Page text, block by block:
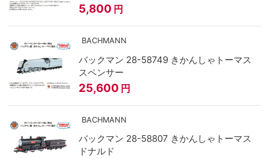
5,800 円
BACHMANN
バックマン 28-58749 きかんしゃトーマス
スペンサー
25,600 円
BACHMANN
バックマン 28-58807 きかんしゃトーマス
ドナルド